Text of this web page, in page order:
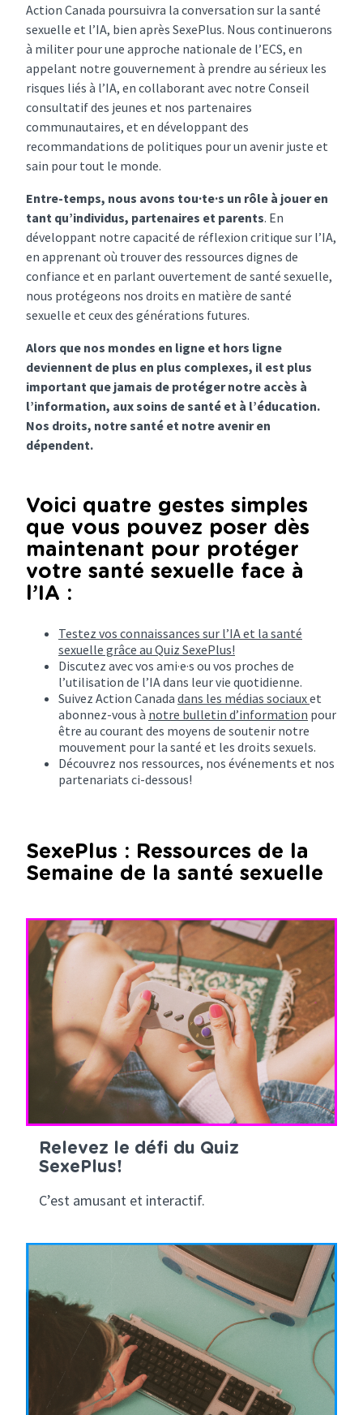
Action Canada poursuivra la conversation sur la santé
sexuelle et l’IA, bien après SexePlus. Nous continuerons
à militer pour une approche nationale de l’ECS, en
appelant notre gouvernement à prendre au sérieux les
risques liés à l’IA, en collaborant avec notre Conseil
consultatif des jeunes et nos partenaires
communautaires, et en développant des
recommandations de politiques pour un avenir juste et
sain pour tout le monde.
Entre-temps, nous avons tou·te·s un rôle à jouer en
tant qu’individus, partenaires et parents. En
développant notre capacité de réflexion critique sur l’IA,
en apprenant où trouver des ressources dignes de
confiance et en parlant ouvertement de santé sexuelle,
nous protégeons nos droits en matière de santé
sexuelle et ceux des générations futures.
Alors que nos mondes en ligne et hors ligne
deviennent de plus en plus complexes, il est plus
important que jamais de protéger notre accès à
l’information, aux soins de santé et à l’éducation.
Nos droits, notre santé et notre avenir en
dépendent.
Voici quatre gestes simples
que vous pouvez poser dès
maintenant pour protéger
votre santé sexuelle face à
l’IA :
Testez vos connaissances sur l’IA et la santé
sexuelle grâce au Quiz SexePlus!
Discutez avec vos ami·e·s ou vos proches de
l’utilisation de l’IA dans leur vie quotidienne.
Suivez Action Canada dans les médias sociauxet
abonnez-vous à notre bulletin d’information pour
être au courant des moyens de soutenir notre
mouvement pour la santé et les droits sexuels.
Découvrez nos ressources, nos événements et nos
partenariats ci-dessous!
SexePlus : Ressources de la
Semaine de la santé sexuelle
Relevez le défi du Quiz
SexePlus!
C’est amusant et interactif.